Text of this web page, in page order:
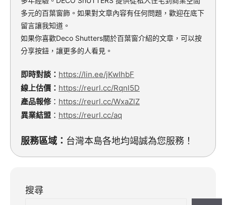
多元的百葉窗飾。如果對文章內容有任何問題，歡迎在底下
留言讓我知道。
如果你喜歡Deco Shutters關於百葉窗介紹的文章，可以按
分享按鈕，讓更多的人看見。
即時對談： https://lin.ee/jKwIhbF
線上估價： https://reurl.cc/Rqnl5D
產品報修： https://reurl.cc/WxaZlZ
異業結盟 ： https://reurl.cc/aq
服務區域： 台灣本島各地均竭誠為您服務！
搜尋